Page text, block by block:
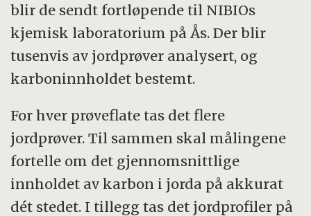
blir de sendt fortløpende til NIBIOs
kjemisk laboratorium på Ås. Der blir
tusenvis av jordprøver analysert, og
karboninnholdet bestemt.
For hver prøveflate tas det flere
jordprøver. Til sammen skal målingene
fortelle om det gjennomsnittlige
innholdet av karbon i jorda på akkurat
dét stedet. I tillegg tas det jordprofiler på